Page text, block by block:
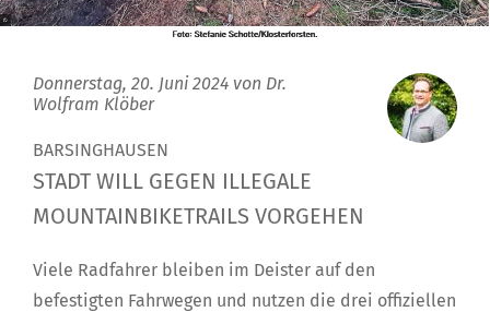
Donnerstag, 20. Juni 2024 von Dr.
Wolfram Klöber
BARSINGHAUSEN
STADT WILL GEGEN ILLEGALE
MOUNTAINBIKETRAILS VORGEHEN
Viele Radfahrer bleiben im Deister auf den
befestigten Fahrwegen und nutzen die drei offiziellen